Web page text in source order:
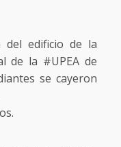
del edificio de la
de la #UPEA de
se cayeron